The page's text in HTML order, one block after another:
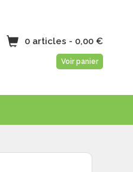
0 articles - 0,00 €
Voir panier